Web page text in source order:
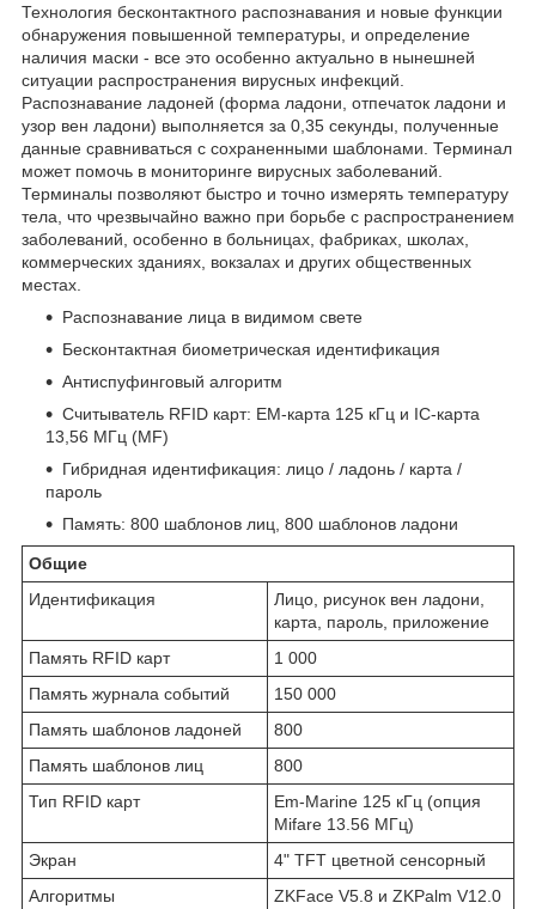
Технология бесконтактного распознавания и новые функции
обнаружения повышенной температуры, и определение
наличия маски - все это особенно актуально в нынешней
ситуации распространения вирусных инфекций.
Распознавание ладоней (форма ладони, отпечаток ладони и
узор вен ладони) выполняется за 0,35 секунды, полученные
данные сравниваться с сохраненными шаблонами. Терминал
может помочь в мониторинге вирусных заболеваний.
Терминалы позволяют быстро и точно измерять температуру
тела, что чрезвычайно важно при борьбе с распространением
заболеваний, особенно в больницах, фабриках, школах,
коммерческих зданиях, вокзалах и других общественных
местах.
Распознавание лица в видимом свете
Бесконтактная биометрическая идентификация
Антиспуфинговый алгоритм
Считыватель RFID карт: EM-карта 125 кГц и IC-карта
13,56 МГц (MF)
Гибридная идентификация: лицо / ладонь / карта /
пароль
Память: 800 шаблонов лиц, 800 шаблонов ладони
Общие
Идентификация
Лицо, рисунок вен ладони,
карта, пароль, приложение
Память RFID карт
1 000
Память журнала событий
150 000
Память шаблонов ладоней
800
Память шаблонов лиц
800
Тип RFID карт
Em-Marine 125 кГц (опция
Mifare 13.56 МГц)
Экран
4" TFT цветной сенсорный
Алгоритмы
ZKFace V5.8 и ZKPalm V12.0